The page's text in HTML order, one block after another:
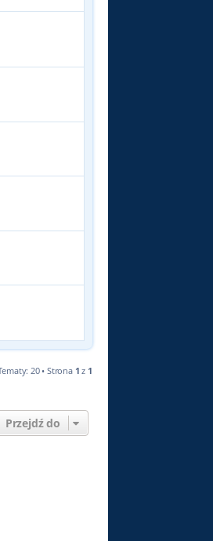
20 • Strona 1 z 1
Przejdź do